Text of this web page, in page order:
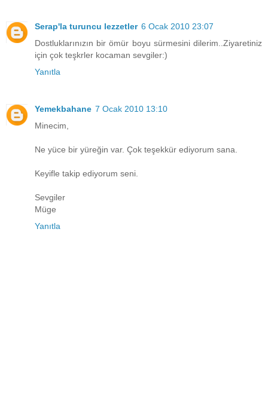
Serap'la turuncu lezzetler 6 Ocak 2010 23:07
Dostluklarınızın bir ömür boyu sürmesini dilerim..Ziyaretiniz
için çok teşkrler kocaman sevgiler:)
Yanıtla
Yemekbahane 7 Ocak 2010 13:10
Minecim,
Ne yüce bir yüreğin var. Çok teşekkür ediyorum sana.
Keyifle takip ediyorum seni.
Sevgiler
Müge
Yanıtla